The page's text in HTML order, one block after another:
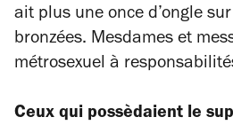
ait plus une once d’ongle
bronzées. Mesdames et
métrosexuel à
Ceux qui possèdaient le